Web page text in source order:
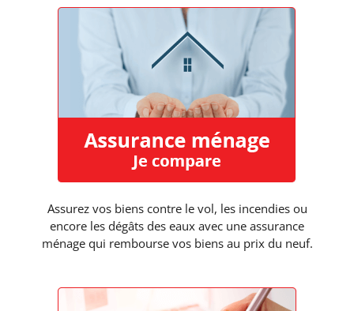
Assurez vos biens contre le vol, les incendies ou
encore les dégâts des eaux avec une assurance
ménage qui rembourse vos biens au prix du neuf.